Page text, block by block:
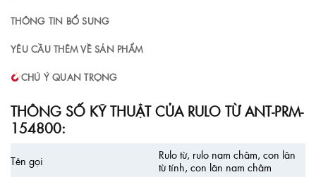
THÔNG TIN BỔ SUNG
YÊU CẦU THÊM VỀ SẢN PHẨM
CHÚ Ý QUAN TRỌNG
THÔNG SỐ KỸ THUẬT CỦA RULO TỪ ANT-PRM-
154800:
Tên gọi
Rulo từ, rulo nam châm, con lăn
từ tính, con lăn nam châm